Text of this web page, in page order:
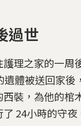
過世
理之家的一周
遺體被送回家後
裝，為他的棺
24小時的守夜